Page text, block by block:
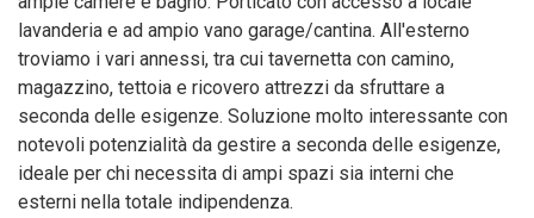
lavanderia e ad ampio vano garage/cantina. All'esterno
troviamo i vari annessi, tra cui tavernetta con camino,
magazzino, tettoia e ricovero attrezzi da sfruttare a
seconda delle esigenze. Soluzione molto interessante con
notevoli potenzialità da gestire a seconda delle esigenze,
ideale per chi necessita di ampi spazi sia interni che
esterni nella totale indipendenza.